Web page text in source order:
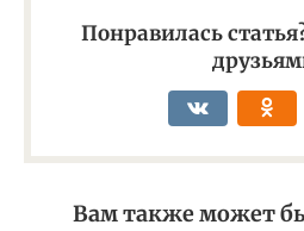
Понравилась
Вам также может